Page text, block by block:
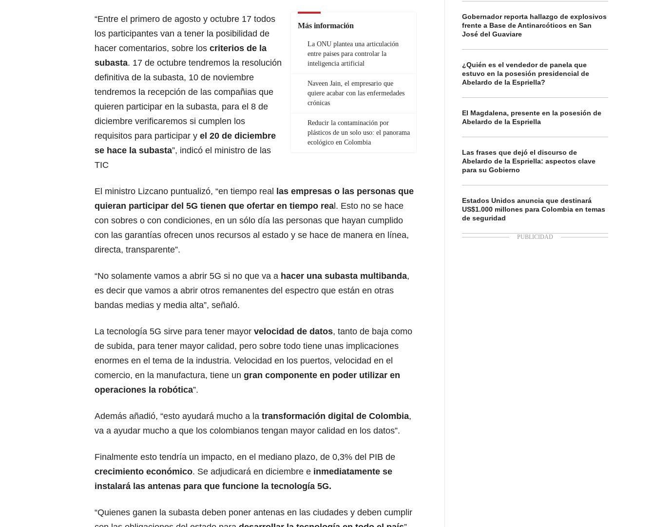
Más información
La ONU plantea una articulación
entre paises para controlar la
inteligencia artificial
Naveen Jain, el empresario que
quiere acabar con las enfermedades
crónicas
Reducir la contaminación por
plásticos de un solo uso: el panorama
ecológico en Colombia
“Entre el primero de agosto y octubre 17 todos
los participantes van a tener la posibilidad de
hacer comentarios, sobre los criterios de la
subasta. 17 de octubre tendremos la resolución
definitiva de la subasta, 10 de noviembre
tendremos la recepción de las compañias que
quieren participar en la subasta, para el 8 de
diciembre verificaremos si cumplen los
requisitos para participar y el 20 de diciembre
se hace la subasta”, indicó el ministro de las
TIC
El ministro Lizcano puntualizó, “en tiempo real
las empresas o las personas que
quieran participar del 5G tienen que ofertar en tiempo rea l. Esto no se hace
con sobres o con condiciones, en un sólo día las personas que hayan cumplido
con las garantías ofrecen unos recursos al estado y se hace de manera en línea,
directa, transparente”.
“No solamente vamos a abrir 5G si no que va a hacer una subasta multibanda,
es decir que vamos a abrir otros remanentes del espectro que están en otras
bandas medias y media alta”, señaló.
La tecnología 5G sirve para tener mayor velocidad de datos, tanto de baja como
de subida, para tener mayor calidad, pero sobre todo tiene unas implicaciones
enormes en el tema de la industria. Velocidad en los puertos, velocidad en el
comercio, en la manufactura, tiene un gran componente en poder utilizar en
operaciones la robótica”.
Además añadió, “esto ayudará mucho a la transformación digital de Colombia,
va a ayudar mucho a que los colombianos tengan mayor calidad en los datos”.
Finalmente esto tendría un impacto, en el mediano plazo, de 0,3% del PIB de
crecimiento económico. Se adjudicará en diciembre e inmediatamente se
instalará las antenas para que funcione la tecnología 5G.
“Quienes ganen la subasta deben poner antenas en las ciudades y deben cumplir
Gobernador reporta hallazgo de explosivos
frente a Base de Antinarcóticos en San
José del Guaviare
¿Quién es el vendedor de panela que
estuvo en la posesión presidencial de
Abelardo de la Espriella?
El Magdalena, presente en la posesión de
Abelardo de la Espriella
Las frases que dejó el discurso de
Abelardo de la Espriella: aspectos clave
para su Gobierno
Estados Unidos anuncia que destinará
US$1.000 millones para Colombia en temas
de seguridad